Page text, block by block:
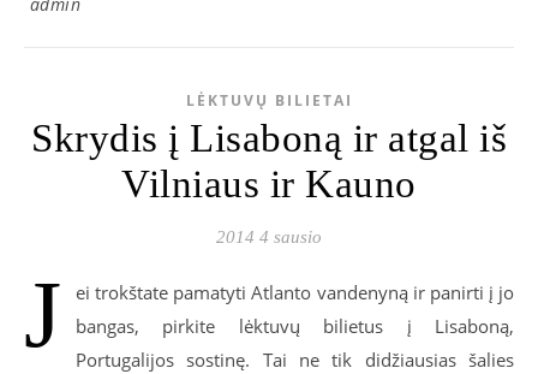
LĖKTUVŲ BILIETAI
Skrydis į Lisaboną ir atgal iš
Vilniaus ir Kauno
2014 4 sausio
J
ei trokštate pamatyti Atlanto vandenyną ir panirti į jo
bangas, pirkite lėktuvų bilietus į Lisaboną,
Portugalijos sostinę. Tai ne tik didžiausias šalies